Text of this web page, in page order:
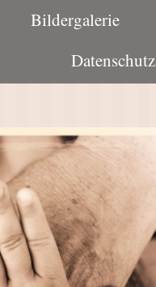
Bildergalerie
Datenschutz